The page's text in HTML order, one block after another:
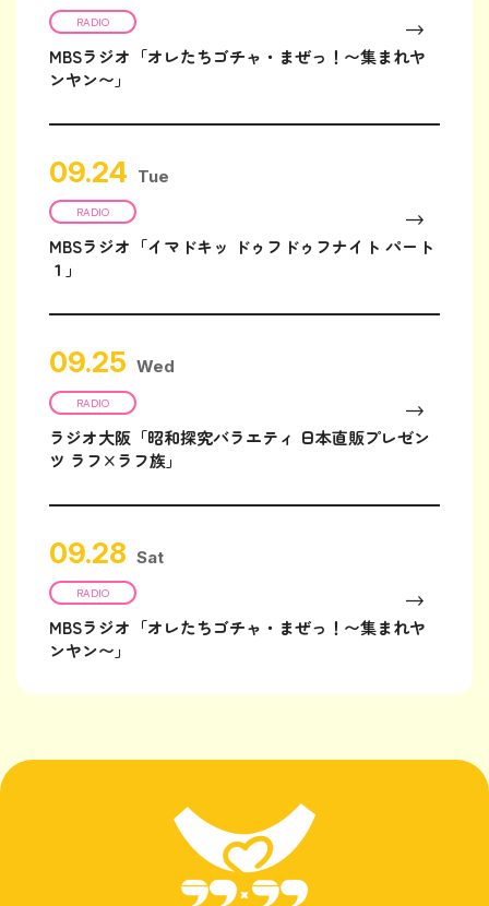
RADIO
MBSラジオ「オレたちゴチャ・まぜっ！〜集まれヤ
ンヤン〜」
09.24 Tue
RADIO
MBSラジオ「イマドキッ ドゥフドゥフナイト パート
１」
09.25 Wed
RADIO
ラジオ大阪「昭和探究バラエティ 日本直販プレゼン
ツ ラフ×ラフ族」
09.28 Sat
RADIO
MBSラジオ「オレたちゴチャ・まぜっ！〜集まれヤ
ンヤン〜」